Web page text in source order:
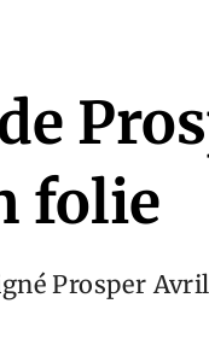
folie
Prosper